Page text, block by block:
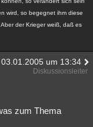
wird, so begegnet ihm diese
der Krieger weiß, daß es
03.01.2005 um 13:34
Diskussionsleiter
zum Thema